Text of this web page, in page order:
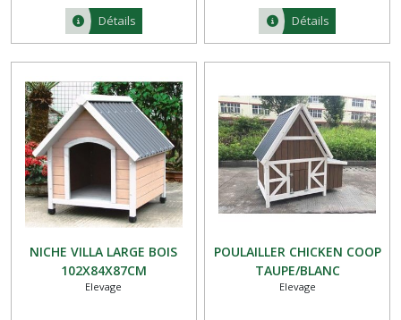
Détails Détails
NICHE VILLA LARGE BOIS
102X84X87CM
Elevage
POULAILLER CHICKEN COOP
TAUPE/BLANC
Elevage